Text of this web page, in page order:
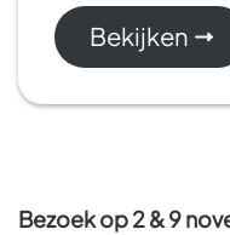
Bekijken
Bezoek op 2 & 9